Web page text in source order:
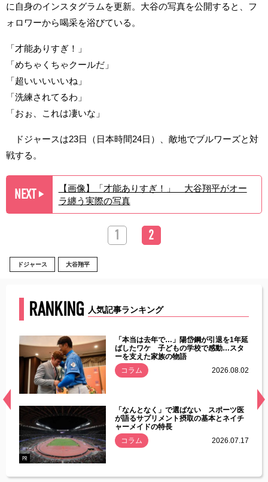
に自身のインスタグラムを更新。大谷の写真を公開すると、フ
ォロワーから喝采を浴びている。
「才能ありすぎ！」
「めちゃくちゃクールだ」
「超いいいいいね」
「洗練されてるわ」
「おぉ、これは凄いな」
ドジャースは23日（日本時間24日）、敵地でブルワーズと対
戦する。
NEXT ▶︎
【画像】「才能ありすぎ！」 大谷翔平がオー
ラ纏う実際の写真
1 2
ドジャース 大谷翔平
RANKING 人気記事ランキング
常
「本当は去年で…」陽岱鋼が引退を1年延
ばしたワケ 子どもの学校で感動…スタ
ーを支えた家族の物語
コラム
2026.08.02
PR
「なんとなく」で選ばない スポーツ医
が語るサプリメント摂取の基本とネイチ
ャーメイドの特長
コラム
2026.07.17